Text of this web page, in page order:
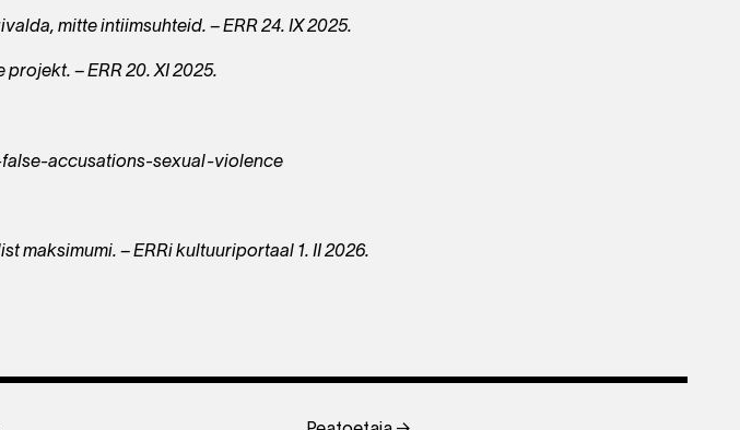
mitte intiimsuhteid. – ERR 24. IX 2025.
– ERR 20. XI 2025.
accusations-sexual-violence
maksimumi. – ERRi kultuuriportaal 1. II 2026.